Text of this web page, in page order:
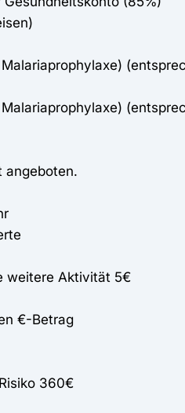
angeboten.
weitere Aktivität 5€
€-Betrag
360€